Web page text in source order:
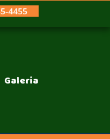
4455
Galeria